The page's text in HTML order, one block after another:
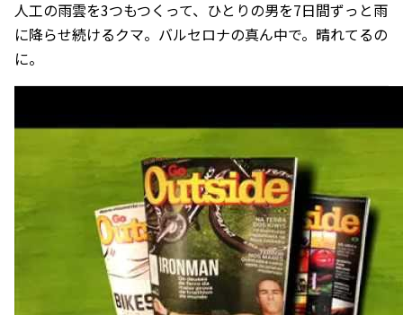
人工の雨雲を3つもつくって、ひとりの男を7日間ずっと雨
に降らせ続けるクマ。バルセロナの真ん中で。晴れてるの
に。